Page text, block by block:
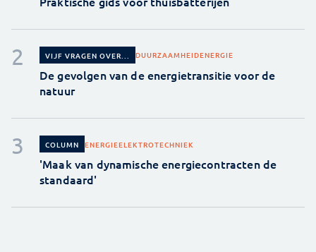
VIJF VRAGEN OVER... DUURZAAMHEIDENERGIE
De gevolgen van de energietransitie voor de
natuur
COLUMN ENERGIEELEKTROTECHNIEK
'Maak van dynamische energiecontracten de
standaard'